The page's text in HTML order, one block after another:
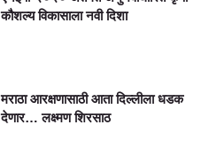
कौशल्य विकासाला नवी दिशा
मराठा आरक्षणासाठी आता दिल्लीला धडक
देणार… लक्ष्मण शिरसाठ